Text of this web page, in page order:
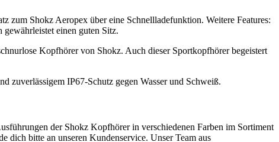
zum Shokz Aeropex über eine Schnellladefunktion. Weitere Features:
einen guten Sitz.
Kopfhörer von Shokz. Auch dieser Sportkopfhörer begeistert
zuverlässigem IP67-Schutz gegen Wasser und Schweiß.
der Shokz Kopfhörer in verschiedenen Farben im Sortiment
dich bitte an unseren Kundenservice. Unser Team aus